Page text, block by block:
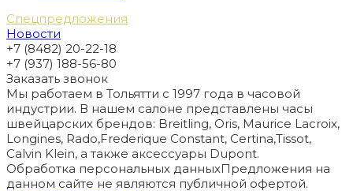
Спецпредложения
Новости
+7 (8482) 20-22-18
+7 (937) 188-56-80
Заказать звонок
Мы работаем в Тольятти с 1997 года в часовой
индустрии. В нашем салоне представлены часы
швейцарских брендов: Breitling, Oris, Maurice Lacroix,
Longines, Rado,Frederique Constant, Certina,Tissot,
Calvin Klein, а также аксессуары Dupont.
Обработка персональных данныхПредложения на
данном сайте не являются публичной офертой.